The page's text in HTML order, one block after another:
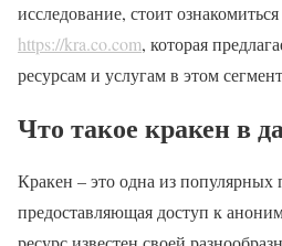
исследование, стоит
https://kra.co.com, которая
ресурсам и услугам в этом
Что такое кракен в
Кракен – это одна из популярных
предоставляющая доступ к